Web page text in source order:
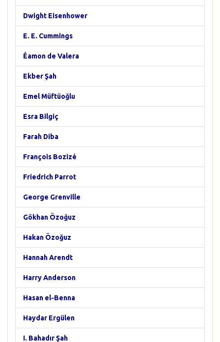
Dwight Eisenhower
E. E. Cummings
Éamon de Valera
Ekber Şah
Emel Müftüoğlu
Esra Bilgiç
Farah Diba
François Bozizé
Friedrich Parrot
George Grenville
Gökhan Özoğuz
Hakan Özoğuz
Hannah Arendt
Harry Anderson
Hasan el-Benna
Haydar Ergülen
I. Bahadır Şah